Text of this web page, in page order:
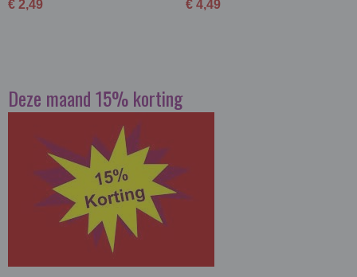
€ 2,49 € 4,49
Deze maand 15% korting